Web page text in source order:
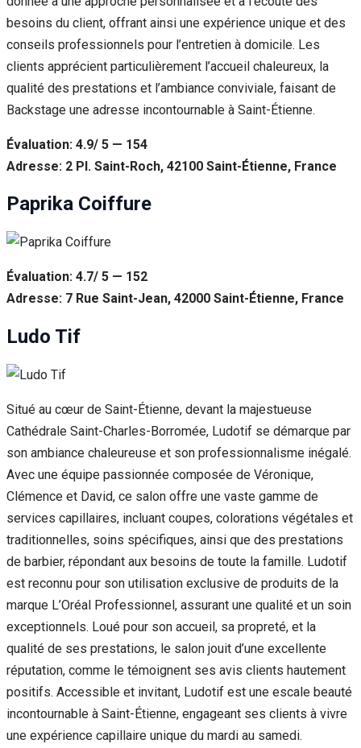
besoins du client, offrant ainsi une expérience unique et des
conseils professionnels pour l’entretien à domicile. Les
clients apprécient particulièrement l’accueil chaleureux, la
qualité des prestations et l’ambiance conviviale, faisant de
Backstage une adresse incontournable à Saint-Étienne.
Évaluation: 4.9/ 5 — 154
Adresse: 2 Pl. Saint-Roch, 42100 Saint-Étienne, France
Paprika Coiffure
Évaluation: 4.7/ 5 — 152
Adresse: 7 Rue Saint-Jean, 42000 Saint-Étienne, France
Ludo Tif
Situé au cœur de Saint-Étienne, devant la majestueuse
Cathédrale Saint-Charles-Borromée, Ludotif se démarque par
son ambiance chaleureuse et son professionnalisme inégalé.
Avec une équipe passionnée composée de Véronique,
Clémence et David, ce salon offre une vaste gamme de
services capillaires, incluant coupes, colorations végétales et
traditionnelles, soins spécifiques, ainsi que des prestations
de barbier, répondant aux besoins de toute la famille. Ludotif
est reconnu pour son utilisation exclusive de produits de la
marque L’Oréal Professionnel, assurant une qualité et un soin
exceptionnels. Loué pour son accueil, sa propreté, et la
qualité de ses prestations, le salon jouit d’une excellente
réputation, comme le témoignent ses avis clients hautement
positifs. Accessible et invitant, Ludotif est une escale beauté
incontournable à Saint-Étienne, engageant ses clients à vivre
une expérience capillaire unique du mardi au samedi.